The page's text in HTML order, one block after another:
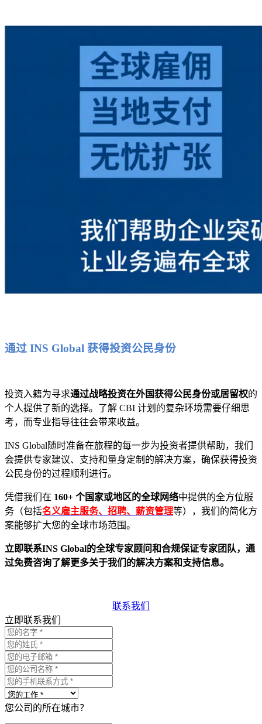
通过 INS Global 获得投资公民身份
投资入籍为寻求通过战略投资在外国获得公民身份或居留权的
个人提供了新的选择。了解 CBI 计划的复杂环境需要仔细思
考，而专业指导往往会带来收益。
INS Global随时准备在旅程的每一步为投资者提供帮助，我们
会提供专家建议、支持和量身定制的解决方案，确保获得投资
公民身份的过程顺利进行。
凭借我们在 160+ 个国家或地区的全球网络中提供的全方位服
务（包括名义雇主服务、招聘、薪资管理等），我们的简化方
案能够扩大您的全球市场范围。
立即联系INS Global的全球专家顾问和合规保证专家团队，通
过免费咨询了解更多关于我们的解决方案和支持信息。
联系我们
立即联系我们
您公司的所在城市？